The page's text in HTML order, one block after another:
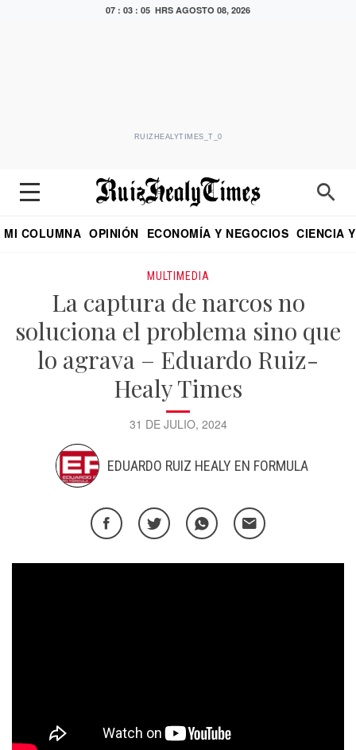
07 : 03 : 05 HRS AGOSTO 08, 2026
RUIZHEALYTIMES_T_0
MI COLUMNA OPINIÓN ECONOMÍA Y NEGOCIOS CIENCIA
MULTIMEDIA
La captura de narcos no
soluciona el problema sino que
lo agrava – Eduardo Ruiz-
Healy Times
31 DE JULIO, 2024
EDUARDO RUIZ HEALY EN FORMULA